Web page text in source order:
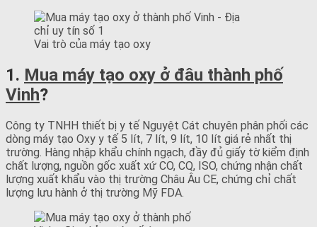
Vai trò của máy tạo oxy
1. Mua máy tạo oxy ở đâu thành phố
Vinh?
Công ty TNHH thiết bị y tế Nguyệt Cát chuyên phân phối các
dòng máy tạo Oxy y tế 5 lít, 7 lít, 9 lít, 10 lít giá rẻ nhất thị
trường. Hàng nhập khẩu chính ngạch, đầy đủ giấy tờ kiểm định
chất lượng, nguồn gốc xuất xứ CO, CQ, ISO, chứng nhận chất
lượng xuất khẩu vào thị trường Châu Âu CE, chứng chỉ chất
lượng lưu hành ở thị trường Mỹ FDA.